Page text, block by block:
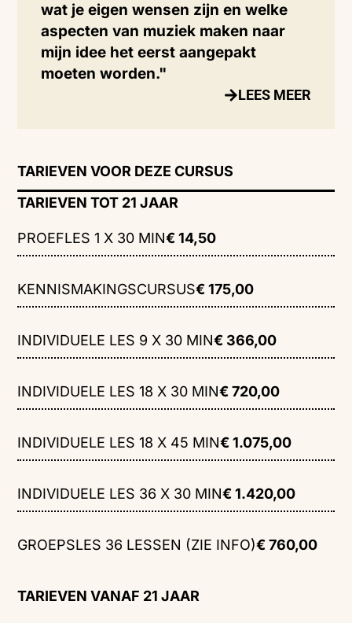
wat je eigen wensen zijn en welke
aspecten van muziek maken naar
mijn idee het eerst aangepakt
moeten worden."
LEES MEER
TARIEVEN VOOR DEZE CURSUS
TARIEVEN TOT 21 JAAR
PROEFLES 1 X 30 MIN€ 14,50
KENNISMAKINGSCURSUS€ 175,00
INDIVIDUELE LES 9 X 30 MIN€ 366,00
INDIVIDUELE LES 18 X 30 MIN€ 720,00
INDIVIDUELE LES 18 X 45 MIN€ 1.075,00
INDIVIDUELE LES 36 X 30 MIN€ 1.420,00
GROEPSLES 36 LESSEN (ZIE INFO)€ 760,00
TARIEVEN VANAF 21 JAAR